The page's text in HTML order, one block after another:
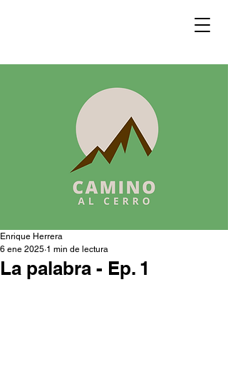
La palabra - Ep. 1
Enrique Herrera
6 ene 2025 1 min de lectura